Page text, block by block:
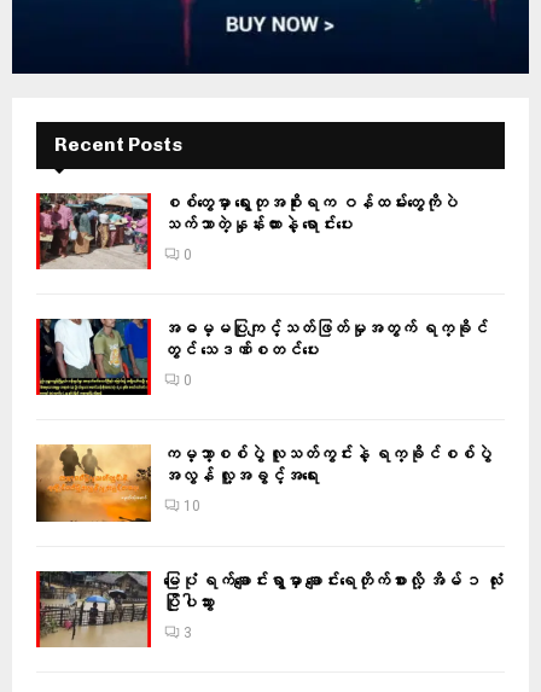
Recent Posts
စစ်တွေမှာ ရွေးတုအစိုးရက ဝန်ထမ်းတွေကိုပဲ
သက်သာတဲ့နှုန်းထားနဲ့ ရောင်းပေး
0
အဓမ္မပြုကျင့်သတ်ဖြတ်မှုအတွက် ရက္ခိုင်
တွင် သေဒဏ်စတင်ပေး
0
ကမ္ဘာ့စစ်ပွဲ လူသတ်ကွင်းနဲ့ ရက္ခိုင်စစ်ပွဲ
အလွန် လူ့အခွင့်အရေး
10
မြေပုံ ရက်ချောင်းရွာမှာ ချောင်းရေတိုက်စားလို့ အိမ် ၁ လုံး
ပြိုပါသွား
3